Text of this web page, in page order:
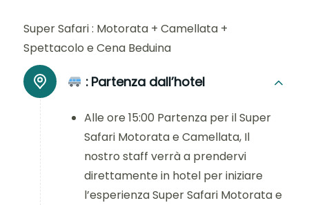
Super Safari : Motorata + Camellata +
Spettacolo e Cena Beduina
: Partenza dall’hotel
Alle ore 15:00 Partenza per il Super
Safari Motorata e Camellata, Il
nostro staff verrà a prendervi
direttamente in hotel per iniziare
l’esperienzaSuper Safari Motorata e